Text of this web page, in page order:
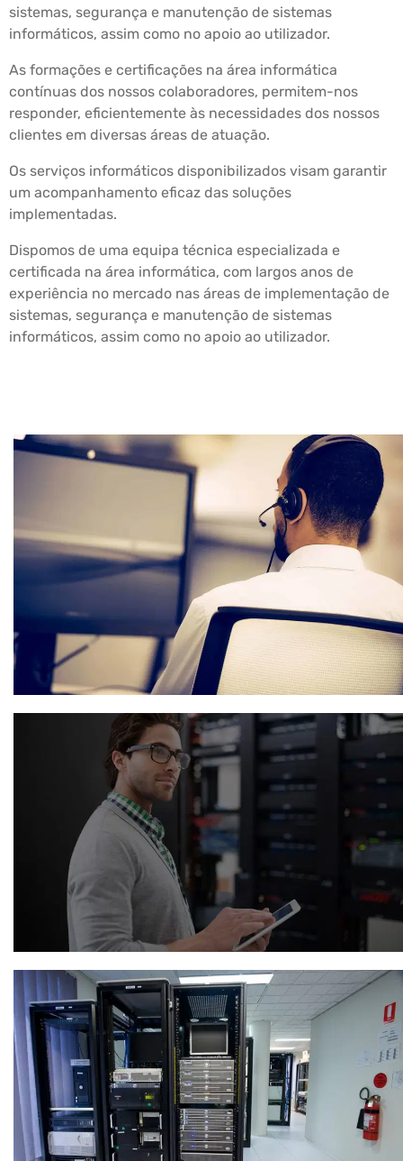
sistemas, segurança e manutenção de sistemas
informáticos, assim como no apoio ao utilizador.
As formações e certificações na área informática
contínuas dos nossos colaboradores, permitem-nos
responder, eficientemente às necessidades dos nossos
clientes em diversas áreas de atuação.
Os serviços informáticos disponibilizados visam garantir
um acompanhamento eficaz das soluções
implementadas.
Dispomos de uma equipa técnica especializada e
certificada na área informática, com largos anos de
experiência no mercado nas áreas de implementação de
sistemas, segurança e manutenção de sistemas
informáticos, assim como no apoio ao utilizador.